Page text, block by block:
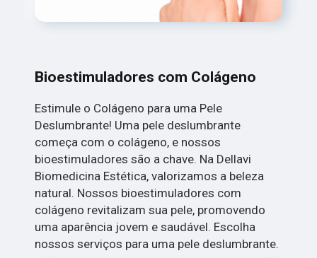
Bioestimuladores com Colágeno
Estimule o Colágeno para uma Pele
Deslumbrante! Uma pele deslumbrante
começa com o colágeno, e nossos
bioestimuladores são a chave. Na Dellavi
Biomedicina Estética, valorizamos a beleza
natural. Nossos bioestimuladores com
colágeno revitalizam sua pele, promovendo
uma aparência jovem e saudável. Escolha
nossos serviços para uma pele deslumbrante.